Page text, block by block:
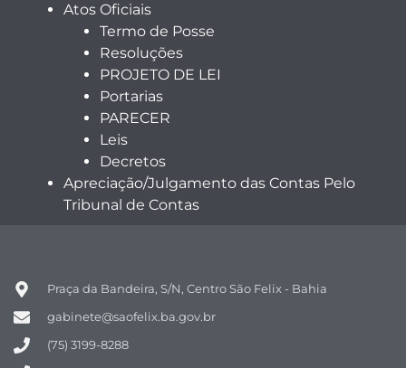
Atos Oficiais
Termo de Posse
Resoluções
PROJETO DE LEI
Portarias
PARECER
Leis
Decretos
Apreciação/Julgamento das Contas Pelo
Tribunal de Contas
Praça da Bandeira, S/N, Centro São Felix - Bahia
gabinete@saofelix.ba.gov.br
(75) 3199-8288